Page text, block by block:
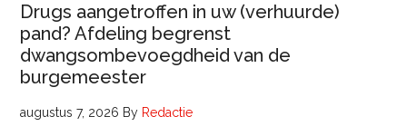
Drugs aangetroffen in uw (verhuurde)
pand? Afdeling begrenst
dwangsombevoegdheid van de
burgemeester
augustus 7, 2026 By Redactie